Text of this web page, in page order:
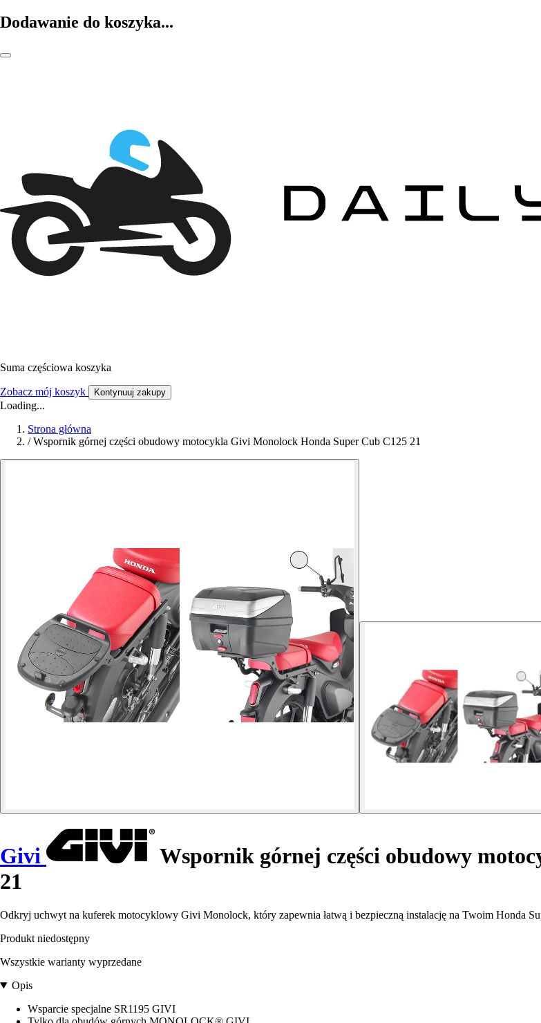
Dodawanie do koszyka...
Suma częściowa koszyka
Zobacz mój koszyk Kontynuuj zakupy
Loading...
Strona główna
/ Wspornik górnej części obudowy motocykla Givi Monolock Honda Super Cub C125 21
Givi
Wspornik górnej części obudowy
21
Odkryj uchwyt na kuferek motocyklowy Givi Monolock, który zapewnia łatwą i bezpieczną instalację na Twoim Honda
Produkt niedostępny
Wszystkie warianty wyprzedane
Opis
Wsparcie specjalne SR1195 GIVI